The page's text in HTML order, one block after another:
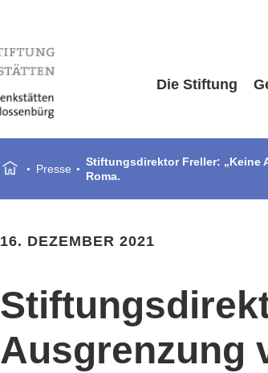
Die Stiftung
Presse
Stiftungsdirektor Freller: „Keine
Roma.
16. DEZEMBER 2021
Ausgrenzung